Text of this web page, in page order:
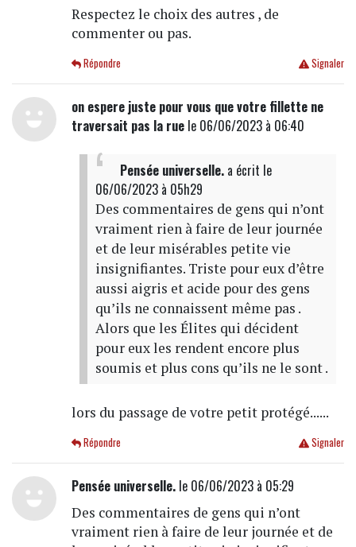
Respectez le choix des autres , de
commenter ou pas.
Signaler
Répondre
on espere juste pour vous que votre fillette ne
traversait pas la ruele 06/06/2023 à 06:40
Pensée universelle.a écrit le
06/06/2023 à 05h29
Des commentaires de gens qui n’ont
vraiment rien à faire de leur journée
et de leur misérables petite vie
insignifiantes. Triste pour eux d’être
aussi aigris et acide pour des gens
qu’ils ne connaissent même pas .
Alors que les Élites qui décident
pour eux les rendent encore plus
soumis et plus cons qu’ils ne le sont .
lors du passage de votre petit protégé......
Signaler
Répondre
Pensée universelle.le 06/06/2023 à 05:29
Des commentaires de gens qui n’ont
vraiment rien à faire de leur journée et de